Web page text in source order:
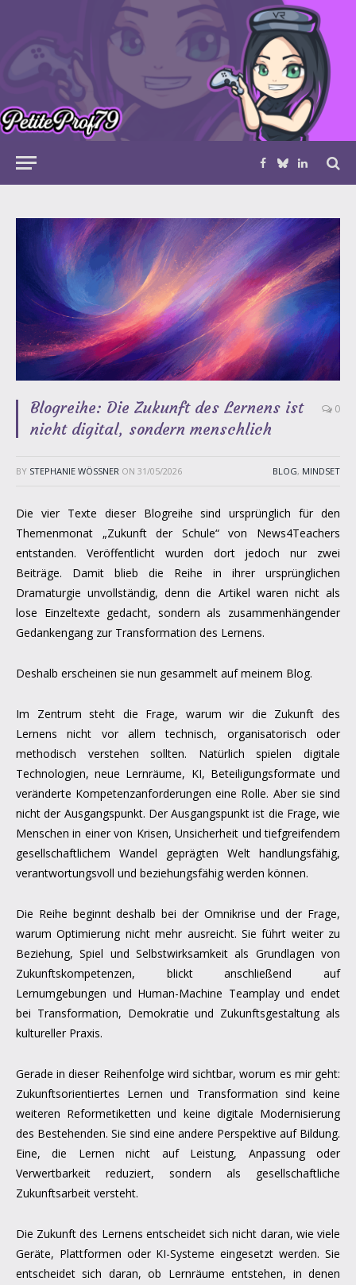
Facebook
BlueskyLinkedIn
Blogreihe: Die Zukunft des Lernens ist
nicht digital, sondern menschlich
0
BY STEPHANIE WÖSSNER ON 31/05/2026 BLOG, MINDSET
Die vier Texte dieser Blogreihe sind ursprünglich für den
Themenmonat „Zukunft der Schule“ von News4Teachers
entstanden. Veröffentlicht wurden dort jedoch nur zwei
Beiträge. Damit blieb die Reihe in ihrer ursprünglichen
Dramaturgie unvollständig, denn die Artikel waren nicht als
lose Einzeltexte gedacht, sondern als zusammenhängender
Gedankengang zur Transformation des Lernens.
Deshalb erscheinen sie nun gesammelt auf meinem Blog.
Im Zentrum steht die Frage, warum wir die Zukunft des
Lernens nicht vor allem technisch, organisatorisch oder
methodisch verstehen sollten. Natürlich spielen digitale
Technologien, neue Lernräume, KI, Beteiligungsformate und
veränderte Kompetenzanforderungen eine Rolle. Aber sie sind
nicht der Ausgangspunkt. Der Ausgangspunkt ist die Frage, wie
Menschen in einer von Krisen, Unsicherheit und tiefgreifendem
gesellschaftlichem Wandel geprägten Welt handlungsfähig,
verantwortungsvoll und beziehungsfähig werden können.
Die Reihe beginnt deshalb bei der Omnikrise und der Frage,
warum Optimierung nicht mehr ausreicht. Sie führt weiter zu
Beziehung, Spiel und Selbstwirksamkeit als Grundlagen von
Zukunftskompetenzen, blickt anschließend auf
Lernumgebungen und Human-Machine Teamplay und endet
bei Transformation, Demokratie und Zukunftsgestaltung als
kultureller Praxis.
Gerade in dieser Reihenfolge wird sichtbar, worum es mir geht:
Zukunftsorientiertes Lernen und Transformation sind keine
weiteren Reformetiketten und keine digitale Modernisierung
des Bestehenden. Sie sind eine andere Perspektive auf Bildung.
Eine, die Lernen nicht auf Leistung, Anpassung oder
Verwertbarkeit reduziert, sondern als gesellschaftliche
Zukunftsarbeit versteht.
Die Zukunft des Lernens entscheidet sich nicht daran, wie viele
Geräte, Plattformen oder KI-Systeme eingesetzt werden. Sie
entscheidet sich daran, ob Lernräume entstehen, in denen